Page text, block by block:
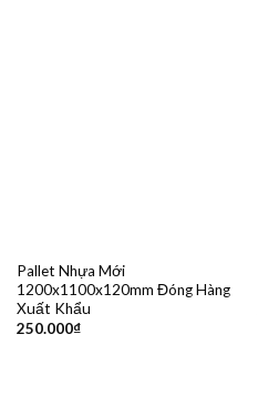
Pallet Nhựa Mới
1200x1100x120mm Đóng Hàng
Xuất Khẩu
250.000₫